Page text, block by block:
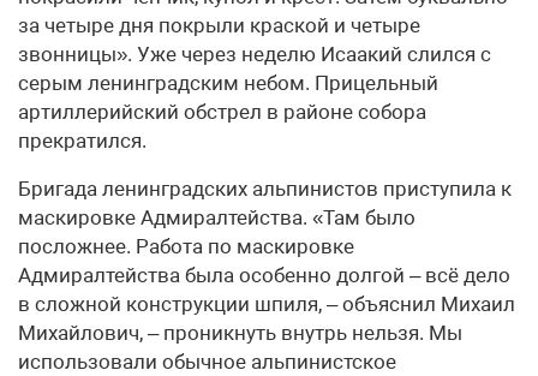
за четыре дня покрыли краской и четыре
звонницы». Уже через неделю Исаакий слился с
серым ленинградским небом. Прицельный
артиллерийский обстрел в районе собора
прекратился.
Бригада ленинградских альпинистов приступила к
маскировке Адмиралтейства. «Там было
посложнее. Работа по маскировке
Адмиралтейства была особенно долгой – всё дело
в сложной конструкции шпиля, – объяснил Михаил
Михайлович, – проникнуть внутрь нельзя. Мы
использовали обычное альпинистское